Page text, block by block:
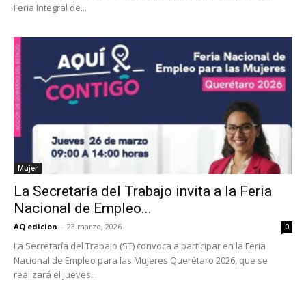
Feria Integral de...
Mujer
La Secretaría del Trabajo invita a la Feria
Nacional de Empleo...
AQ edicion - 23 marzo, 2026 0
La Secretaría del Trabajo (ST) convoca a participar en la Feria
Nacional de Empleo para las Mujeres Querétaro 2026, que se
realizará el jueves...